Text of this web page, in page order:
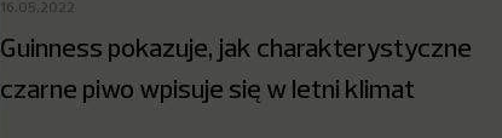
16.05.2022
Guinness pokazuje, jak charakterystyczne
czarne piwo wpisuje się w letni klimat